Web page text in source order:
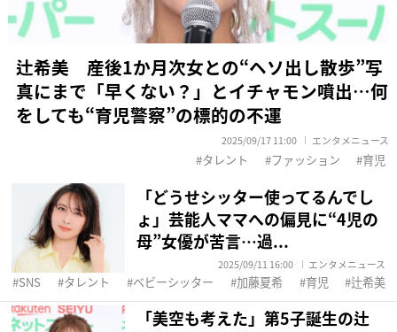
辻希美 産後1か月次女との“ヘソ出し散歩”写
真にまで「早くない？」とイチャモン噴出…何
をしても“育児警察”の標的の不運
2025/09/17 11:00 エンタメニュース
タレント ファッション 育児
「どうせシッター使ってるんでし
ょ」芸能人ママへの偏見に“4児の
母”女優が苦言…過...
2025/09/11 16:00 エンタメニュース
SNS タレント ベビーシッター 加藤夏希 育児 辻希美
「美空も考えた」第5子誕生の辻